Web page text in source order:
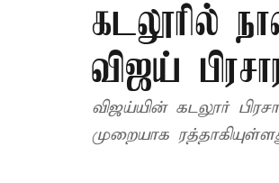
கடலூரில்
விஜய்
விஜய்யின் கடலூர்
முறையாக